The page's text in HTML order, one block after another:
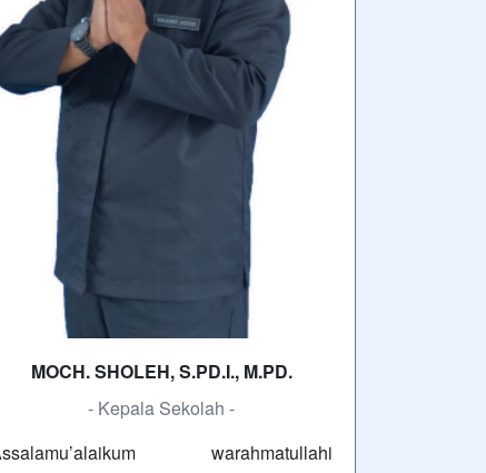
MOCH. SHOLEH, S.PD.I., M.PD.
- Kepala Sekolah -
warahmatullahi